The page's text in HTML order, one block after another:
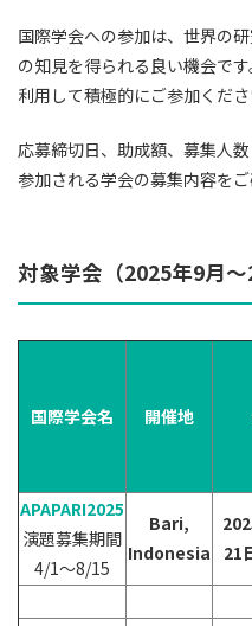
国際学会への参加は、世界の
の知見を得られる良い機会で
利用して積極的にご参加くださ
応募締切日、助成額、募集人
参加される学会の募集内容をご
対象学会（2025年9月～
国際学会名 開催地
APAPARI2025
演題募集期間
4/1～8/15
Bari,
Indonesia
21